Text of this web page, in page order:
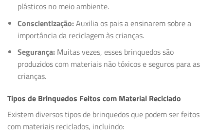
plásticos no meio ambiente.
Conscientização:Auxilia os pais a ensinarem sobre a
importância da reciclagem às crianças.
Segurança:Muitas vezes, esses brinquedos são
produzidos com materiais não tóxicos e seguros para as
crianças.
Tipos de Brinquedos Feitos com Material Reciclado
Existem diversos tipos de brinquedos que podem ser feitos
com materiais reciclados, incluindo: